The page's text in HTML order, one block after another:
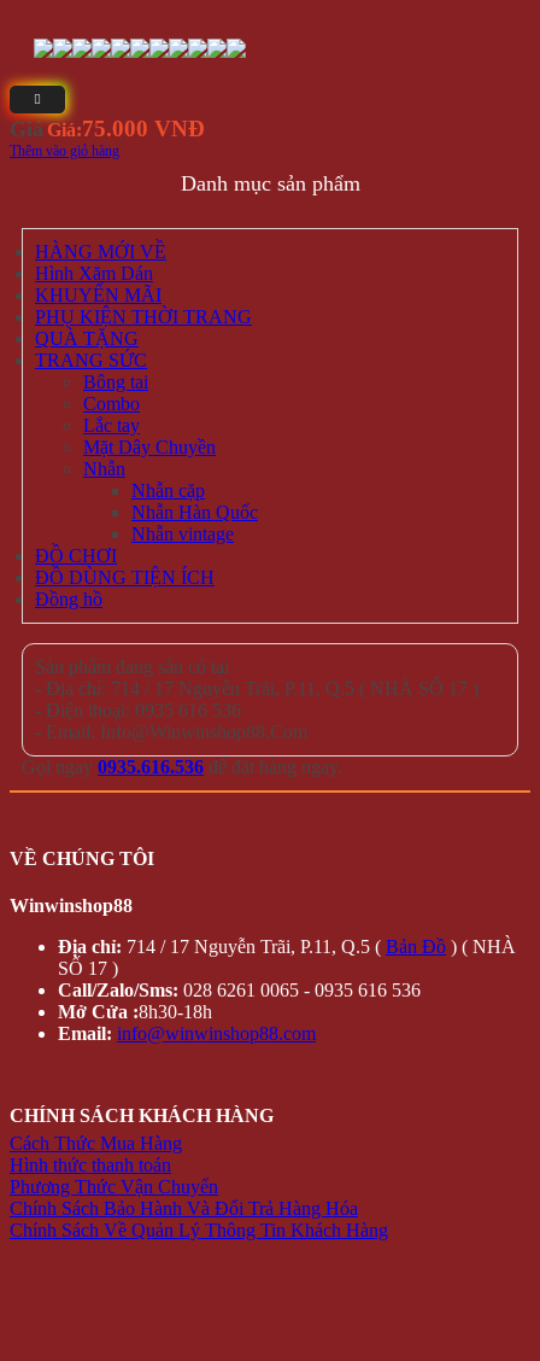
Giá Giá:75.000 VNĐ
Thêm vào giỏ hàng
Danh mục sản phẩm
HÀNG MỚI VỀ
Hình Xăm Dán
KHUYẾN MÃI
PHỤ KIỆN THỜI TRANG
QUÀ TẶNG
TRANG SỨC
Bông tai
Combo
Lắc tay
Mặt Dây Chuyền
Nhẫn
Nhẫn cặp
Nhẫn Hàn Quốc
Nhẫn vintage
ĐỒ CHƠI
ĐỒ DÙNG TIỆN ÍCH
Đồng hồ
Sản phẩm đang sẵn có tại
- Địa chỉ: 714 / 17 Nguyễn Trãi, P.11, Q.5 ( NHÀ SỐ 17 )
- Điện thoại: 0935 616 536
- Email: Info@Winwinshop88.Com
Gọi ngay 0935.616.536 để đặt hàng ngay.
VỀ CHÚNG TÔI
Winwinshop88
Địa chỉ: 714 / 17 Nguyễn Trãi, P.11, Q.5 ( Bản Đồ ) ( NHÀ
SỐ 17 )
Call/Zalo/Sms: 028 6261 0065 - 0935 616 536
Mở Cửa :8h30-18h
Email: info@winwinshop88.com
CHÍNH SÁCH KHÁCH HÀNG
Cách Thức Mua Hàng
Hình thức thanh toán
Phương Thức Vận Chuyển
Chính Sách Bảo Hành Và Đổi Trả Hàng Hóa
Chính Sách Về Quản Lý Thông Tin Khách Hàng